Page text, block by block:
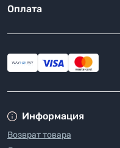
Информация
Возврат товара
Оплата